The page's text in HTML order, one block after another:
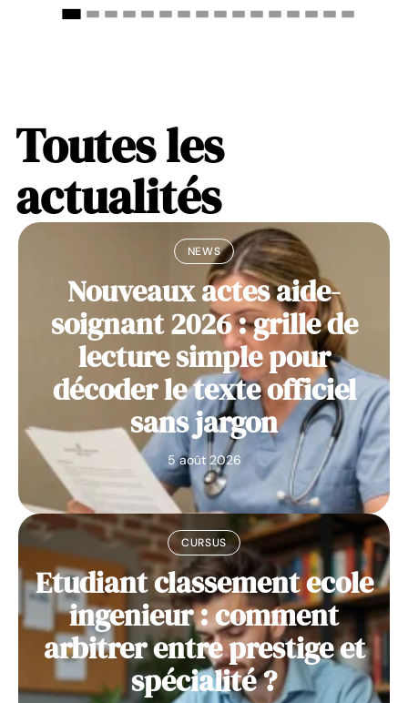
Toutes les
actualités
NEWS
Nouveaux actes aide-
soignant 2026 : grille de
lecture simple pour
décoder le texte officiel
sans jargon
5 août 2026
CURSUS
Etudiant classement ecole
ingenieur : comment
arbitrer entre prestige et
spécialité ?